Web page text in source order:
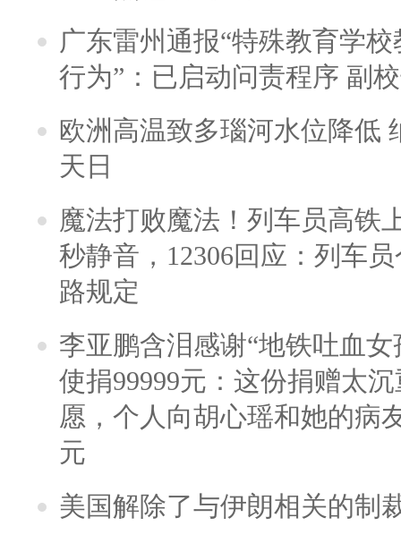
广东雷州通报“特殊教育学
行为”：已启动问责程序 副
欧洲高温致多瑙河水位降低
天日
魔法打败魔法！列车员高铁
秒静音，12306回应：列车
路规定
李亚鹏含泪感谢“地铁吐血
使捐99999元：这份捐赠太
愿，个人向胡心瑶和她的病
元
美国解除了与伊朗相关的制